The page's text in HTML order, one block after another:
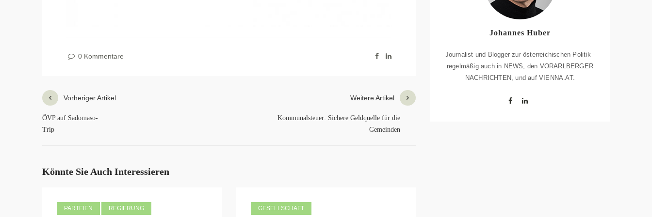
0 Kommentare
Vorheriger Artikel
ÖVP auf Sadomaso-
Trip
Weitere Artikel
Kommunalsteuer: Sichere Geldquelle für die
Gemeinden
Könnte Sie Auch Interessieren
PARTEIEN REGIERUNG GESELLSCHAFT
Johannes Huber
Journalist und Blogger zur österreichischen Politik -
regelmäßig auch in NEWS, den VORARLBERGER
NACHRICHTEN, und auf VIENNA.AT.